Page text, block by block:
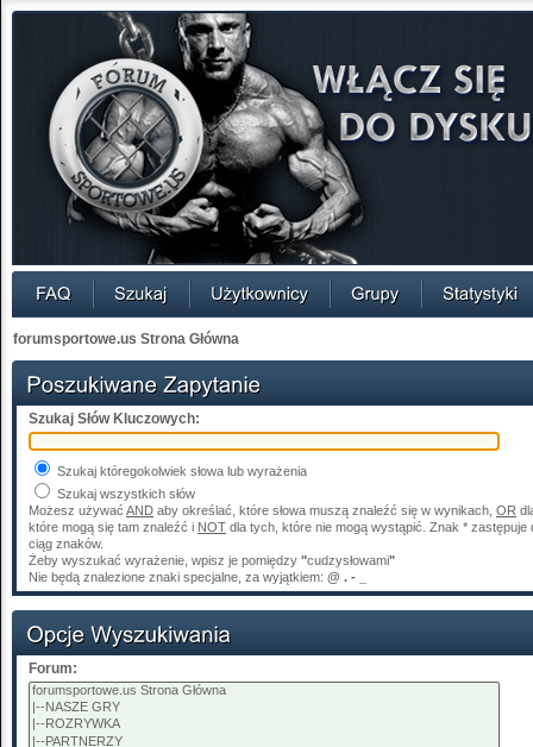
forumsportowe.us Strona Główna
Szukaj Słów Kluczowych:
Szukaj któregokolwiek słowa lub wyrażenia
Szukaj wszystkich słów
Możesz używać AND aby określać, które słowa muszą znaleźć się w wynikach, OR
które mogą się tam znaleźć i NOT dla tych, które nie mogą wystąpić. Znak * zastępuje
ciąg znaków.
Żeby wyszukać wyrażenie, wpisz je pomiędzy "cudzysłowami"
Nie będą znalezione znaki specjalne, za wyjątkiem: @ . - _
Forum: